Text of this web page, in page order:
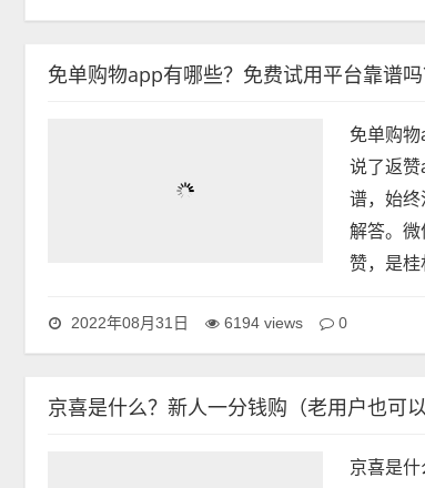
免单购物app有哪些？免费试用平台靠谱
免单购物
说了返赞
谱，始终
京喜是什么？新人一分钱购（老用户也可